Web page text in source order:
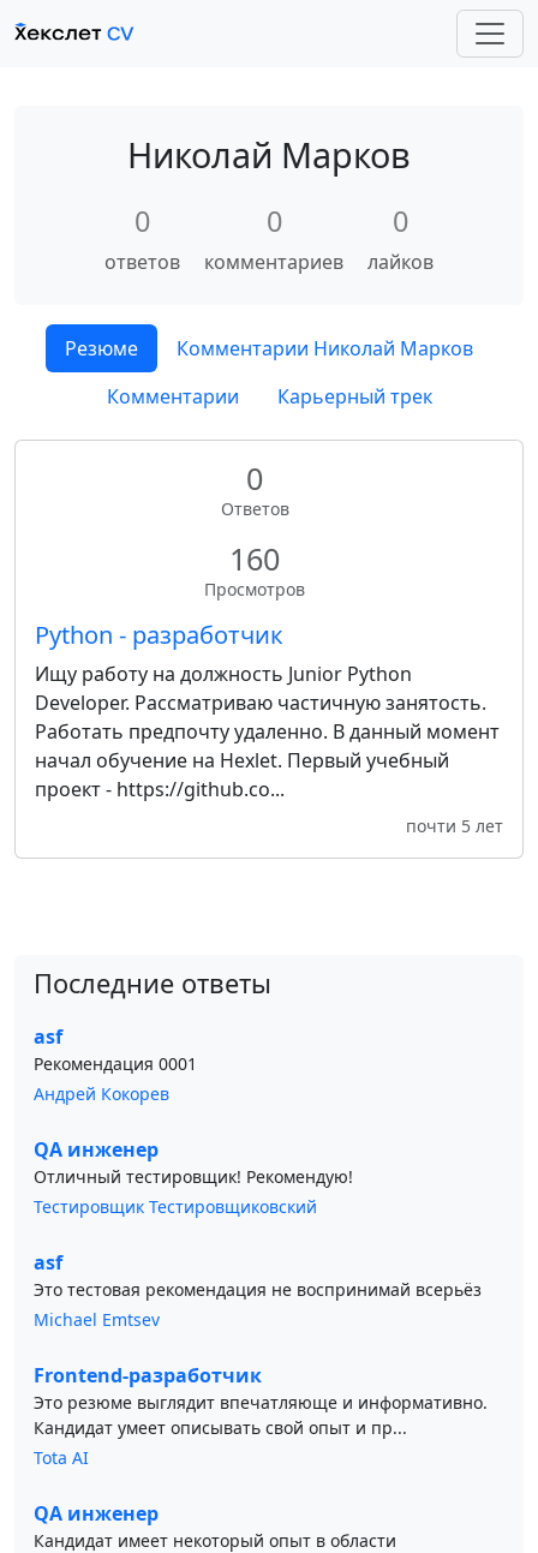
Николай Марков
0
ответов
0
комментариев
0
лайков
Резюме
Комментарии Николай Марков
Комментарии
Карьерный трек
0
Ответов
160
Просмотров
Python - разработчик
Ищу работу на должность Junior Python
Developer. Рассматриваю частичную занятость.
Работать предпочту удаленно. В данный момент
начал обучение на Hexlet. Первый учебный
проект - https://github.co...
почти 5 лет
Последние ответы
asf
Рекомендация 0001
Андрей Кокорев
QA инженер
Отличный тестировщик! Рекомендую!
Тестировщик Тестировщиковский
asf
Это тестовая рекомендация не воспринимай всерьёз
Michael Emtsev
Frontend-разработчик
Это резюме выглядит впечатляюще и информативно.
Кандидат умеет описывать свой опыт и пр...
Tota AI
QA инженер
Кандидат имеет некоторый опыт в области